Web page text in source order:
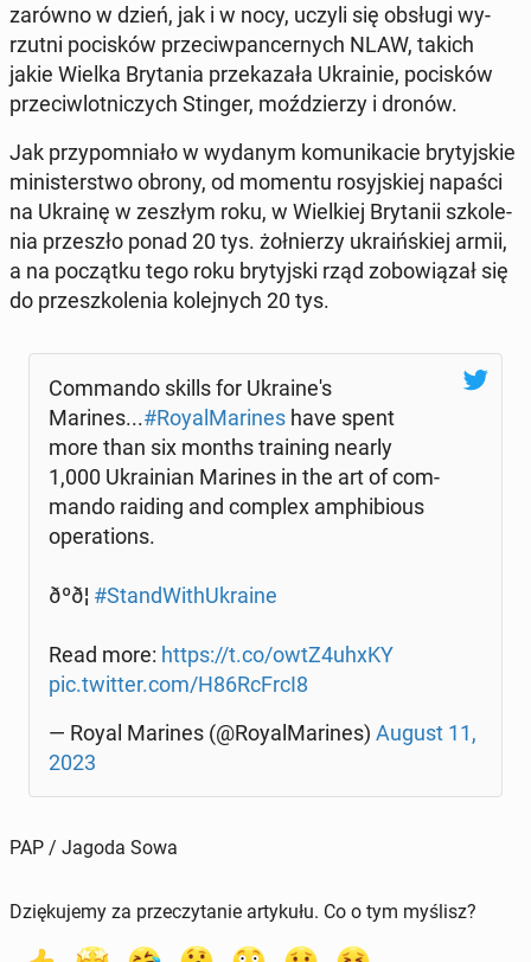
zarówno w dzień, jak i w nocy, uczyli się obsługi wy­
rzut­ni po­ci­sków prze­ciw­pan­cer­nych NLAW, takich
jakie Wielka Bry­ta­nia prze­ka­za­ła Ukra­inie, po­ci­sków
prze­ciw­lot­ni­czych Stinger, moź­dzie­rzy i dronów.
Jak przy­po­mnia­ło w wydanym ko­mu­ni­ka­cie bry­tyj­skie
mi­ni­ster­stwo obrony, od momentu ro­syj­skiej napaści
na Ukrainę w zeszłym roku, w Wiel­kiej Bry­ta­nii szko­le­
nia prze­szło ponad 20 tys. żoł­nie­rzy ukra­iń­skiej armii,
a na po­cząt­ku tego roku bry­tyj­ski rząd zo­bo­wią­zał się
do prze­szko­le­nia ko­lej­nych 20 tys.
Com­man­do skills for Ukra­ine­'s
Marines...#Roy­al­Ma­ri­nes have spent
more than six months tra­ining nearly
1,000 Ukra­inian Marines in the art of com­
man­do raiding and complex am­phi­bio­us
ope­ra­tions.
ðºð¦ #Stan­dWi­thU­kra­ine
Read more: https://t.co/owtZ4uhxKY
pic.twitter.com/H86RcFrcI8
— Royal Marines (@Roy­al­Ma­ri­nes) August 11,
2023
PAP / Jagoda Sowa
Dziękujemy za przeczytanie artykułu. Co o tym myślisz?